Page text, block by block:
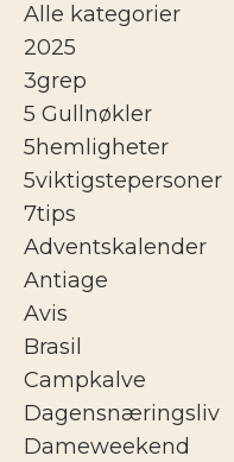
Alle kategorier
2025
3grep
5 Gullnøkler
5hemligheter
5viktigstepersoner
7tips
Adventskalender
Antiage
Avis
Brasil
Campkalve
Dagensnæringsliv
Dameweekend